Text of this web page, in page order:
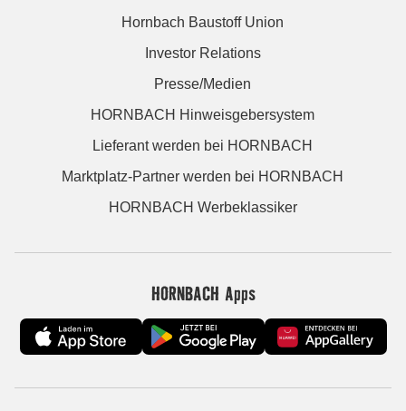
Hornbach Baustoff Union
Investor Relations
Presse/Medien
HORNBACH Hinweisgebersystem
Lieferant werden bei HORNBACH
Marktplatz-Partner werden bei HORNBACH
HORNBACH Werbeklassiker
HORNBACH Apps